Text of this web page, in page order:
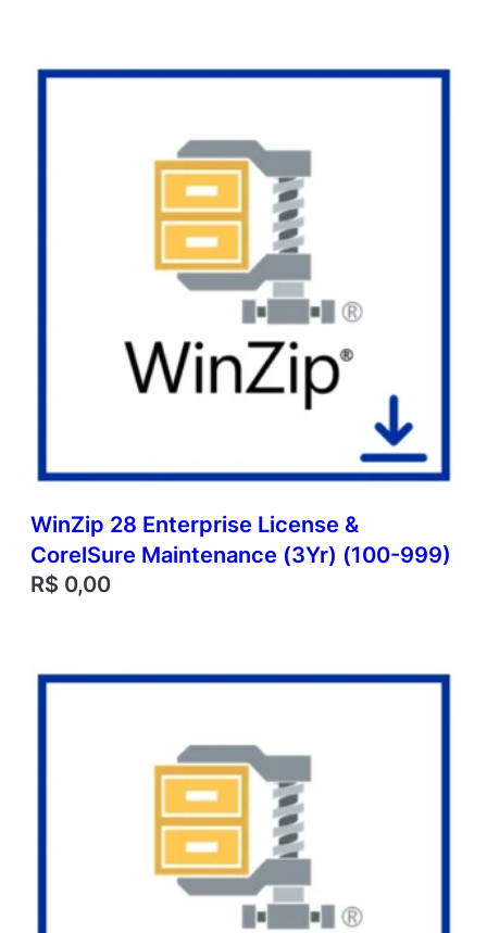
WinZip 28 Enterprise License &
CorelSure Maintenance (3Yr) (100-999)
R$ 0,00